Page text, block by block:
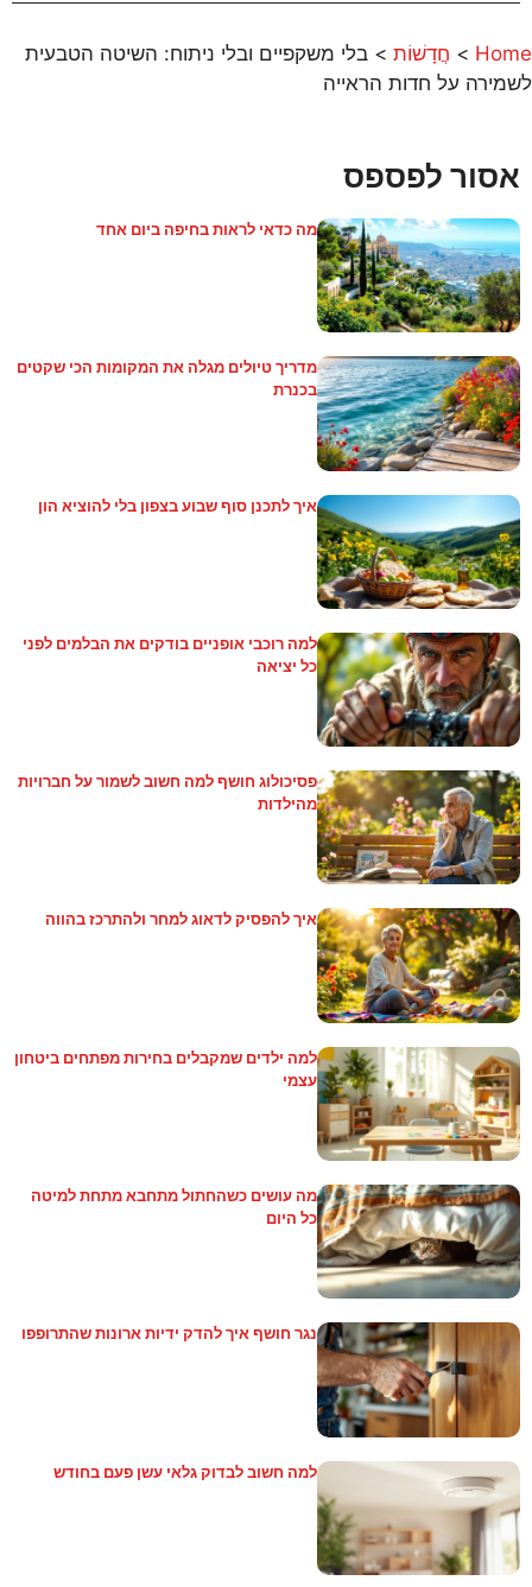
Home
> חֲדָשׁוֹת > בלי משקפיים ובלי ניתוח: השיטה הטבעית
לשמירה על חדות הראייה
אסור לפספס
מה כדאי לראות בחיפה ביום אחד
מדריך טיולים מגלה את המקומות הכי שקטים
בכנרת
איך לתכנן סוף שבוע בצפון בלי להוציא הון
למה רוכבי אופניים בודקים את הבלמים לפני
כל יציאה
פסיכולוג חושף למה חשוב לשמור על חברויות
מהילדות
איך להפסיק לדאוג למחר ולהתרכז בהווה
למה ילדים שמקבלים בחירות מפתחים ביטחון
עצמי
מה עושים כשהחתול מתחבא מתחת למיטה
כל היום
נגר חושף איך להדק ידיות ארונות שהתרופפו
למה חשוב לבדוק גלאי עשן פעם בחודש